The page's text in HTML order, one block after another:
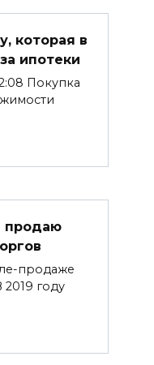
которая в
ипотеки
Покупка
продаю
продаже
году